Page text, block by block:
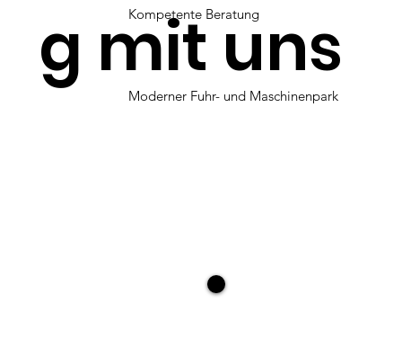
g mit uns
Kompetente Beratung
Moderner Fuhr- und Maschinenpark